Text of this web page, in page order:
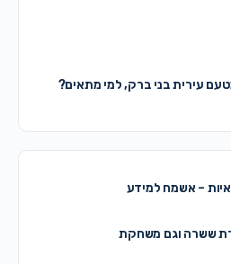
עירית בני ברק, למי מתאים?
– אשמח למידע
ששרה וגם משחקת